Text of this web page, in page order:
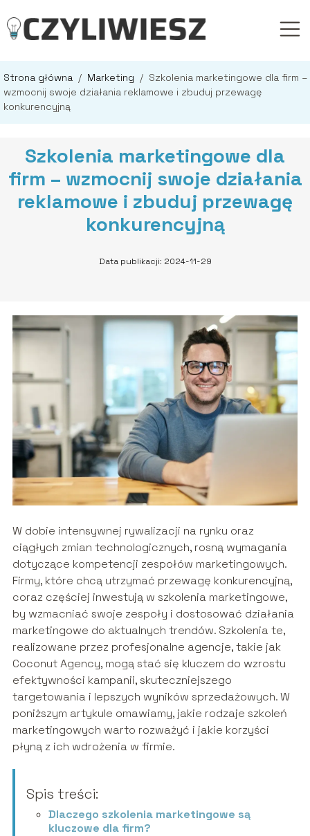
Strona główna / Marketing / Szkolenia marketingowe dla firm –
wzmocnij swoje działania reklamowe i zbuduj przewagę
konkurencyjną
Szkolenia marketingowe dla
firm – wzmocnij swoje działania
reklamowe i zbuduj przewagę
konkurencyjną
Data publikacji: 2024-11-29
W dobie intensywnej rywalizacji na rynku oraz
ciągłych zmian technologicznych, rosną wymagania
dotyczące kompetencji zespołów marketingowych.
Firmy, które chcą utrzymać przewagę konkurencyjną,
coraz częściej inwestują w szkolenia marketingowe,
by wzmacniać swoje zespoły i dostosować działania
marketingowe do aktualnych trendów. Szkolenia te,
realizowane przez profesjonalne agencje, takie jak
Coconut Agency, mogą stać się kluczem do wzrostu
efektywności kampanii, skuteczniejszego
targetowania i lepszych wyników sprzedażowych. W
poniższym artykule omawiamy, jakie rodzaje szkoleń
marketingowych warto rozważyć i jakie korzyści
płyną z ich wdrożenia w firmie.
Spis treści:
Dlaczego szkolenia marketingowe są
kluczowe dla firm?